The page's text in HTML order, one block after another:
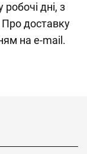
дні, з
доставку
на e-mail.